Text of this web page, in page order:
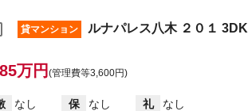
貸マンション ルナパレス八木 ２０１ 3DK
万円 (管理費等3,600円)
なし 保 なし 礼
なし